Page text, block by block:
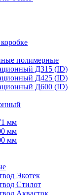
полимерные
Д315 (ID)
Д425 (ID)
Д600 (ID)
мм
мм
мм
Экотек
Стилот
Аквасток